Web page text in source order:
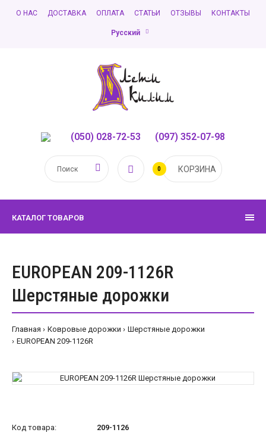
О НАС ДОСТАВКА ОПЛАТА СТАТЬИ ОТЗЫВЫ КОНТАКТЫ
Русский
(050) 028-72-53 (097) 352-07-98
0 КОРЗИНА
КАТАЛОГ ТОВАРОВ
EUROPEAN 209-1126R
Шерстяные дорожки
Главная Ковровые дорожки
Шерстяные дорожки
EUROPEAN 209-1126R
Код товара: 209-1126